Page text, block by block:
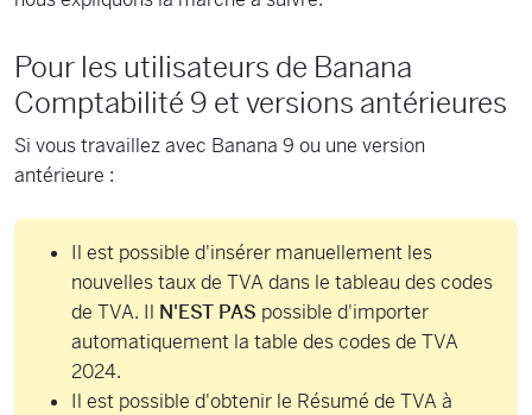
Pour les utilisateurs de Banana
Comptabilité 9 et versions antérieures
Si vous travaillez avec Banana 9 ou une version
antérieure :
Il est possible d'insérer manuellement les
nouvelles taux de TVA dans le tableau des codes
de TVA. Il N'EST PAS possible d'importer
automatiquement la table des codes de TVA
2024.
Il est possible d'obtenir le Résumé de TVA à